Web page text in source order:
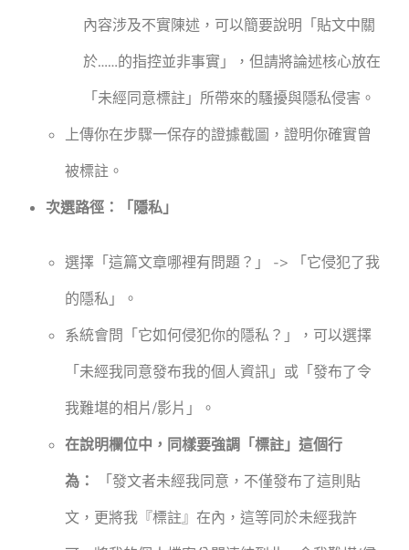
內容涉及不實陳述，可以簡要說明「貼文中關
於……的指控並非事實」，但請將論述核心放在
「未經同意標註」所帶來的騷擾與隱私侵害。
上傳你在步驟一保存的證據截圖，證明你確實曾
被標註。
次選路徑：「隱私」
選擇「這篇文章哪裡有問題？」 -> 「它侵犯了我
的隱私」。
系統會問「它如何侵犯你的隱私？」，可以選擇
「未經我同意發布我的個人資訊」或「發布了令
我難堪的相片/影片」。
在說明欄位中，同樣要強調「標註」這個行
為：
「發文者未經我同意，不僅發布了這則貼
文，更將我『標註』在內，這等同於未經我許